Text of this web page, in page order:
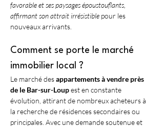
favorable et ses paysages époustouflants,
affirmant son attrait irrésistible pour les
nouveaux arrivants.
Comment se porte le marché
immobilier local ?
Le marché des appartements à vendre près
de le Bar-sur-Loup est en constante
évolution, attirant de nombreux acheteurs à
la recherche de résidences secondaires ou
principales. Avec une demande soutenue et